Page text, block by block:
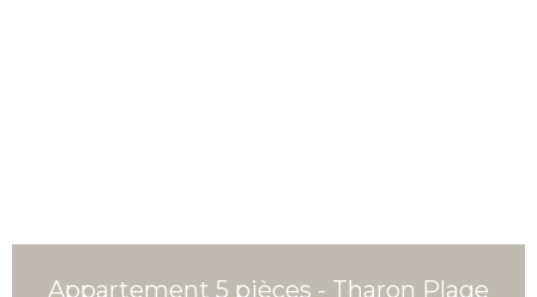
Appartement 5 pièces - Tharon Plage